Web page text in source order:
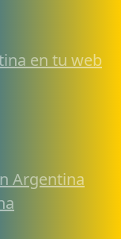
en tu web
Argentina